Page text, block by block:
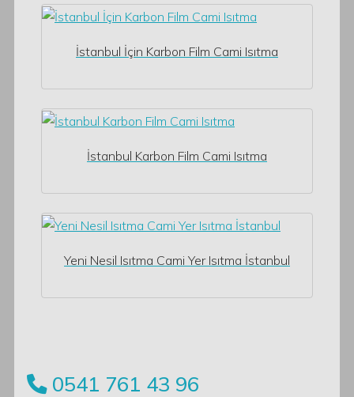
İstanbul İçin Karbon Film Cami Isıtma
İstanbul Karbon Film Cami Isıtma
Yeni Nesil Isıtma Cami Yer Isıtma İstanbul
0541 761 43 96